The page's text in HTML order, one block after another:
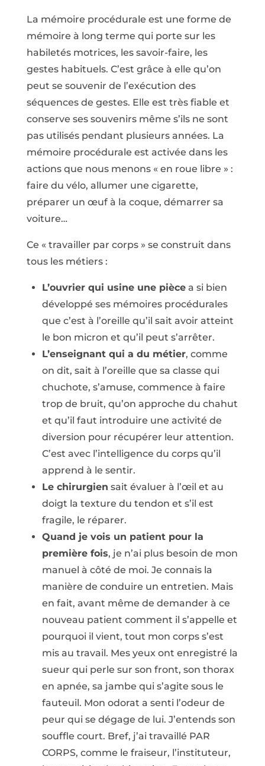
La mémoire procédurale est une forme de
mémoire à long terme qui porte sur les
habiletés motrices, les savoir-faire, les
gestes habituels. C’est grâce à elle qu’on
peut se souvenir de l’exécution des
séquences de gestes. Elle est très fiable et
conserve ses souvenirs même s’ils ne sont
pas utilisés pendant plusieurs années. La
mémoire procédurale est activée dans les
actions que nous menons « en roue libre » :
faire du vélo, allumer une cigarette,
préparer un œuf à la coque, démarrer sa
voiture…
Ce « travailler par corps » se construit dans
tous les métiers :
L’ouvrier qui usine une piècea si bien
développé ses mémoires procédurales
que c’est à l’oreille qu’il sait avoir atteint
le bon micron et qu’il peut s’arrêter.
L’enseignant qui a du métier, comme
on dit, sait à l’oreille que sa classe qui
chuchote, s’amuse, commence à faire
trop de bruit, qu’on approche du chahut
et qu’il faut introduire une activité de
diversion pour récupérer leur attention.
C’est avec l’intelligence du corps qu’il
apprend à le sentir.
Le chirurgien sait évaluer à l’œil et au
doigt la texture du tendon et s’il est
fragile, le réparer.
Quand je vois un patient pour la
première fois, je n’ai plus besoin de mon
manuel à côté de moi. Je connais la
manière de conduire un entretien. Mais
en fait, avant même de demander à ce
nouveau patient comment il s’appelle et
pourquoi il vient, tout mon corps s’est
mis au travail. Mes yeux ont enregistré la
sueur qui perle sur son front, son thorax
en apnée, sa jambe qui s’agite sous le
fauteuil. Mon odorat a senti l’odeur de
peur qui se dégage de lui. J’entends son
souffle court. Bref, j’ai travaillé PAR
CORPS, comme le fraiseur, l’instituteur,